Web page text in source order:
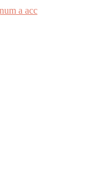
a acc